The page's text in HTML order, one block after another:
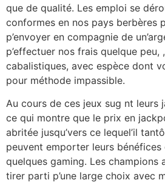
que de qualité. Les emploi se
conformes en nos pays berbères
p’envoyer en compagnie de
p’effectuer nos frais quelque
cabalistiques, avec espèce dont
pour méthode impassible.
Au cours de ces jeux sug nt leurs
ce qui montre que le prix en
abritée jusqu’vers ce lequel’il
peuvent emporter leurs
quelques gaming. Les champions
tirer parti p’une large choix avec